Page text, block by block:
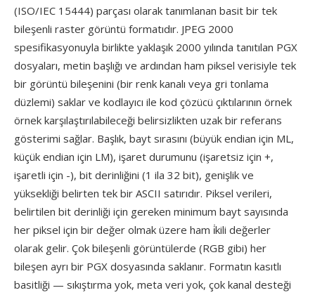
(ISO/IEC 15444) parçası olarak tanımlanan basit bir tek
bileşenli raster görüntü formatıdır. JPEG 2000
spesifikasyonuyla birlikte yaklaşık 2000 yılında tanıtılan PGX
dosyaları, metin başlığı ve ardından ham piksel verisiyle tek
bir görüntü bileşenini (bir renk kanalı veya gri tonlama
düzlemi) saklar ve kodlayıcı ile kod çözücü çıktılarının örnek
örnek karşılaştırılabileceği belirsizlikten uzak bir referans
gösterimi sağlar. Başlık, bayt sırasını (büyük endian için ML,
küçük endian için LM), işaret durumunu (işaretsiz için +,
işaretli için -), bit derinliğini (1 ila 32 bit), genişlik ve
yüksekliği belirten tek bir ASCII satırıdır. Piksel verileri,
belirtilen bit derinliği için gereken minimum bayt sayısında
her piksel için bir değer olmak üzere ham i̇kili değerler
olarak gelir. Çok bileşenli görüntülerde (RGB gibi) her
bileşen ayrı bir PGX dosyasında saklanır. Formatın kasıtlı
basitliği — sıkıştırma yok, meta veri yok, çok kanal desteği